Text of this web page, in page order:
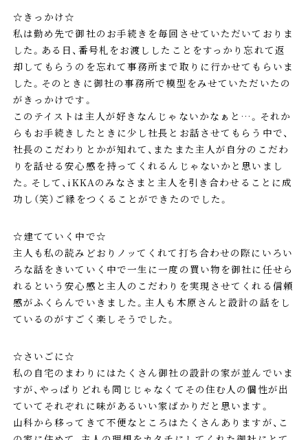
☆きっかけ☆
私は勤め先で御社のお手続きを毎回させていただいておりま
した。ある日、番号札をお渡ししたことをすっかり忘れて返
却してもらうのを忘れて事務所まで取りに行かせてもらいま
した。そのときに御社の事務所で模型をみせていただいたの
がきっかけです。
このテイストは主人が好きなんじゃないかなぁと…。それか
らもお手続きしたときに少し社長とお話させてもらう中で、
社長のこだわりとかが知れて、またまた主人が自分のこだわ
りを話せる安心感を持ってくれるんじゃないかと思いまし
た。そして、iKKAのみなさまと主人を引き合わせることに成
功し（笑）ご縁をつくることができたのでした。
☆建てていく中で☆
主人も私の読みどおりノッてくれて打ち合わせの際にいろい
ろな話をきいていく中で一生に一度の買い物を御社に任せら
れるという安心感と主人のこだわりを実現させてくれる信頼
感がふくらんでいきました。主人も木原さんと設計の話をし
ているのがすごく楽しそうでした。
☆さいごに☆
私の自宅のまわりにはたくさん御社の設計の家が並んでいま
すが、やっぱりどれも同じじゃなくてその住む人の個性が出
ていてそれぞれに味があるいい家ばかりだと思います。
山科から移ってきて不便なところはたくさんありますが、こ